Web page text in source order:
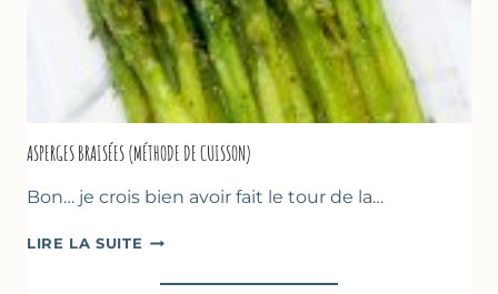
ASPERGES BRAISÉES (MÉTHODE DE CUISSON)
Bon… je crois bien avoir fait le tour de la…
LIRE LA SUITE ASPERGES
(MÉTHODE